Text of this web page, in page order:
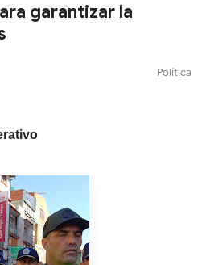
garantizar la
Política